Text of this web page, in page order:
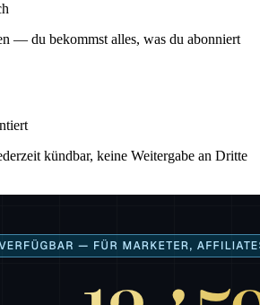
— du bekommst alles, was du abonniert
kündbar, keine Weitergabe an Dritte